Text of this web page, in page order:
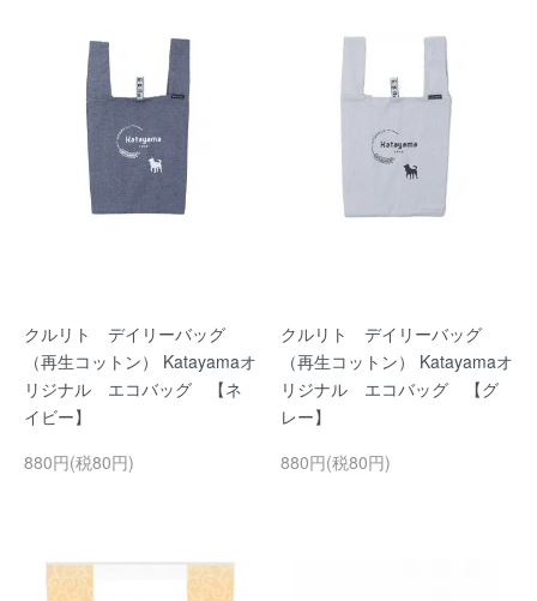
クルリト デイリーバッグ
（再生コットン） Katayamaオ
リジナル エコバッグ 【ネ
イビー】
880円(税80円)
クルリト デイリーバッグ
（再生コットン） Katayamaオ
リジナル エコバッグ 【グ
レー】
880円(税80円)